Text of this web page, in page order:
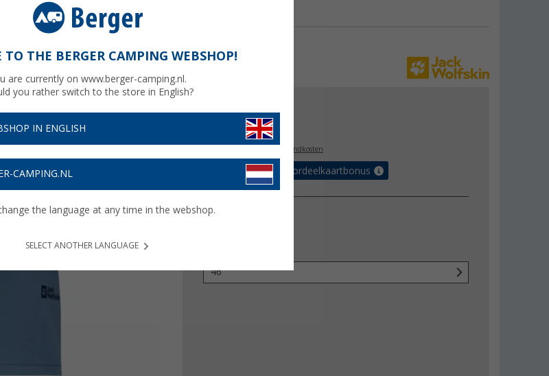
Hiking Alpine Skort damesrok
€ 30,00
plus verzendkosten
Verzeker tot 5% voordeelkaartbonus
Kleur
46
TO THE BERGER CAMPING WEBSHOP!
are currently on www.berger-camping.nl.
you rather switch to the store in English?
IN ENGLISH
CAMPING.NL
the language at any time in the webshop.
SELECT ANOTHER LANGUAGE